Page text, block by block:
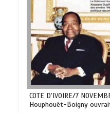
COTE D’IVOIRE/7
Houphouët-Boigny